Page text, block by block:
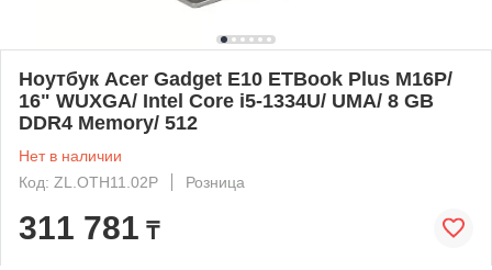
Ноутбук Acer Gadget E10 ETBook Plus M16P/
16" WUXGA/ Intel Core i5-1334U/ UMA/ 8 GB
DDR4 Memory/ 512
Нет в наличии
Код: ZL.OTH11.02P
Розница
311 781 ₸